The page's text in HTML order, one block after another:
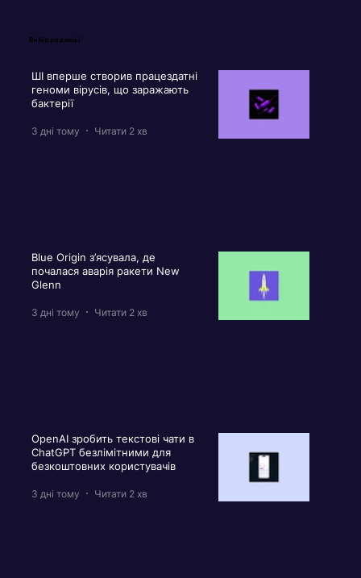
Вибір редакції
ШІ вперше створив працездатні
геноми вірусів, що заражають
бактерії
3 дні тому Читати 2 хв
Blue Origin з’ясувала, де
почалася аварія ракети New
Glenn
3 дні тому Читати 2 хв
OpenAI зробить текстові чати в
ChatGPT безлімітними для
безкоштовних користувачів
3 дні тому Читати 2 хв